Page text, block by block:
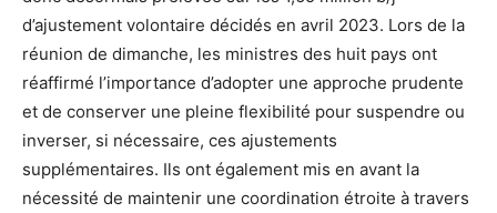
d’ajustement volontaire décidés en avril 2023. Lors de la
réunion de dimanche, les ministres des huit pays ont
réaffirmé l’importance d’adopter une approche prudente
et de conserver une pleine flexibilité pour suspendre ou
inverser, si nécessaire, ces ajustements
supplémentaires. Ils ont également mis en avant la
nécessité de maintenir une coordination étroite à travers